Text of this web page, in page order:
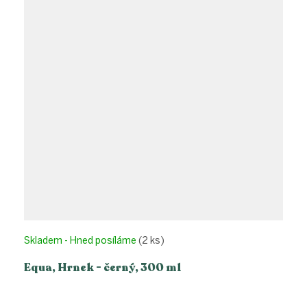
Equa, Hrnek - černý, 300 ml
Skladem - Hned posíláme (2 ks)